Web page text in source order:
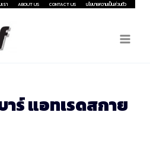
เรา ABOUT US CONTACT US นโยบายความเป็นส่วนตัว
ร์ แอทเรดสกาย